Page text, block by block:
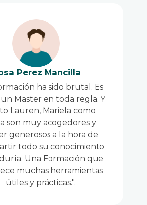
Perez Mancilla
ha sido brutal. Es
Master en toda regla. Y
Lauren, Mariela como
son muy acogedores y
generosos a la hora de
todo su conocimiento
Una Formación que
muchas herramientas
útiles y prácticas.".